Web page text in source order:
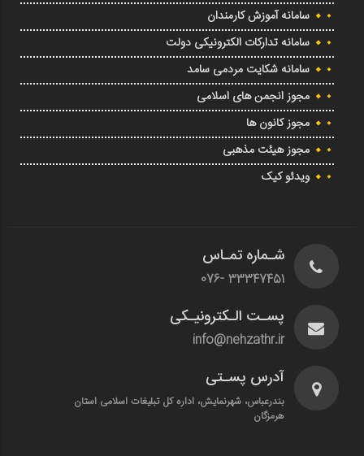
سامانه آموزش کارمندان
سامانه تدارکات الکترونیکی دولت
سامانه شکایت مردمی سامد
مجوز انجمن های اسلامی
مجوز کانون ها
مجوز هیئت مذهبی
ویدئو کیک
شـماره تمـاس
33347451 -076
پسـت الـکترونیـکی
info@nehzathr.ir
آدرس پسـتی
بندرعباس، شهرنمایش، اداره کل تبلیغات اسلامی استان
هرمزگان